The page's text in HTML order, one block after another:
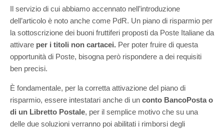
Il servizio di cui abbiamo accennato nell’introduzione
dell’articolo è noto anche come PdR. Un piano di risparmio per
la sottoscrizione dei buoni fruttiferi proposti da Poste Italiane da
attivare per i titoli non cartacei. Per poter fruire di questa
opportunità di Poste, bisogna però rispondere a dei requisiti
ben precisi.
È fondamentale, per la corretta attivazione del piano di
risparmio, essere intestatari anche di un conto BancoPosta o
di un Libretto Postale, per il semplice motivo che su una
delle due soluzioni verranno poi abilitati i rimborsi degli